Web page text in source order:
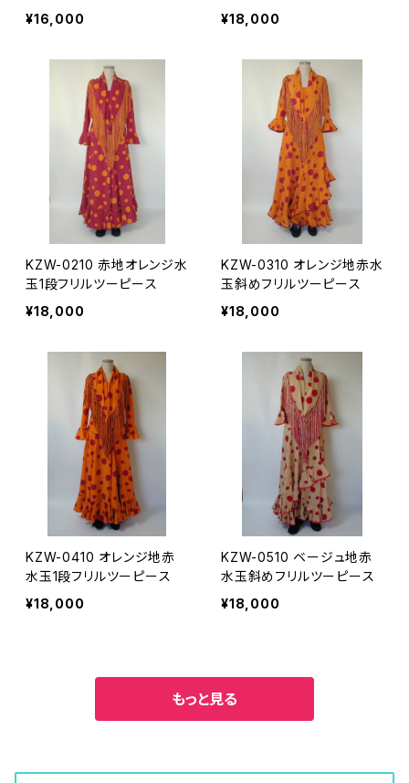
¥16,000
¥18,000
KZW-0210 赤地オレンジ水
玉1段フリルツーピース
¥18,000
KZW-0310 オレンジ地赤水
玉斜めフリルツーピース
¥18,000
KZW-0410 オレンジ地赤
水玉1段フリルツーピース
¥18,000
KZW-0510 ベージュ地赤
水玉斜めフリルツーピース
¥18,000
もっと見る